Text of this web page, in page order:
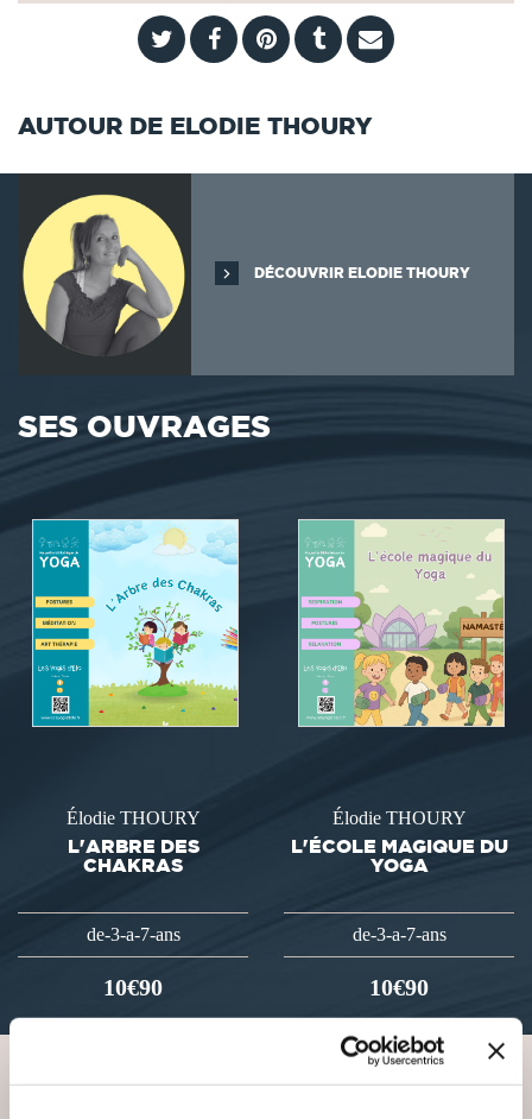
AUTOUR DE ELODIE THOURY
DÉCOUVRIR ELODIE THOURY
SES OUVRAGES
Élodie THOURY
L'ARBRE DES
CHAKRAS
de-3-a-7-ans
10€90
Élodie THOURY
L'ÉCOLE MAGIQUE DU
YOGA
de-3-a-7-ans
10€90